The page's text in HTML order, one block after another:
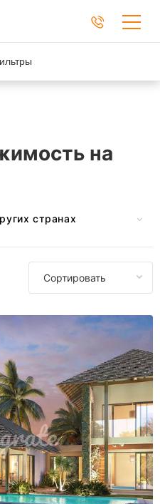
на
странах
Индонезия
Италия
Мальдивы
Монако
Португалия
Сортировать